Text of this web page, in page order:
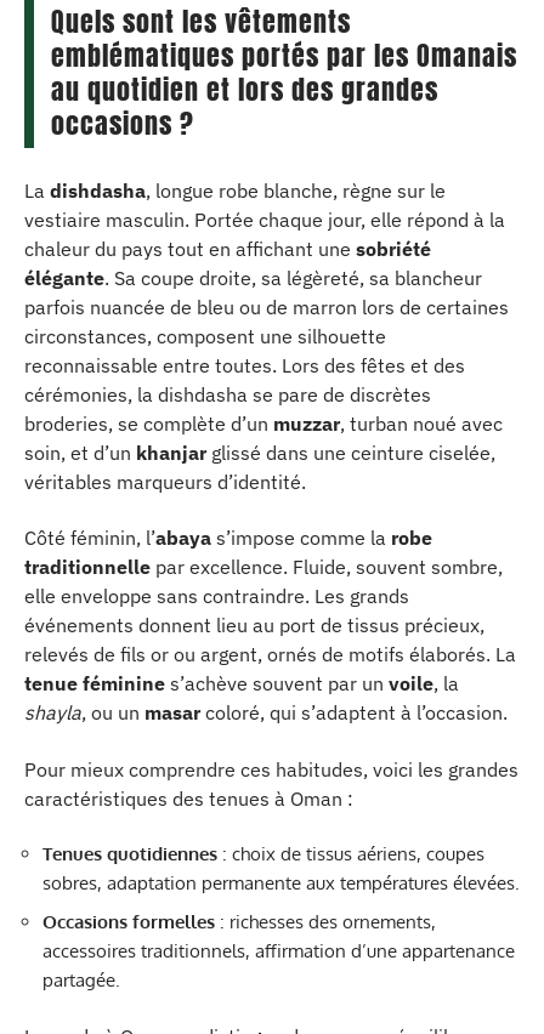
Quels sont les vêtements
emblématiques portés par les Omanais
au quotidien et lors des grandes
occasions ?
La dishdasha, longue robe blanche, règne sur le
vestiaire masculin. Portée chaque jour, elle répond à la
chaleur du pays tout en affichant une sobriété
élégante. Sa coupe droite, sa légèreté, sa blancheur
parfois nuancée de bleu ou de marron lors de certaines
circonstances, composent une silhouette
reconnaissable entre toutes. Lors des fêtes et des
cérémonies, la dishdasha se pare de discrètes
broderies, se complète d’un muzzar, turban noué avec
soin, et d’un khanjarglissé dans une ceinture ciselée,
véritables marqueurs d’identité.
Côté féminin, l’abaya s’impose comme la robe
traditionnelle par excellence. Fluide, souvent sombre,
elle enveloppe sans contraindre. Les grands
événements donnent lieu au port de tissus précieux,
relevés de fils or ou argent, ornés de motifs élaborés. La
tenue féminine s’achève souvent par un voile, la
shayla, ou un masarcoloré, qui s’adaptent à l’occasion.
Pour mieux comprendre ces habitudes, voici les grandes
caractéristiques des tenues à Oman :
Tenues quotidiennes : choix de tissus aériens, coupes
sobres, adaptation permanente aux températures élevées.
Occasions formelles : richesses des ornements,
accessoires traditionnels, affirmation d’une appartenance
partagée.